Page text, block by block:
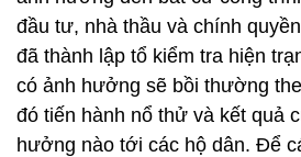
đầu tư, nhà thầu và chính
đã thành lập tổ kiểm tra hiện
có ảnh hưởng sẽ bồi thường
đó tiến hành nổ thử và kết quả
hưởng nào tới các hộ dân. Để